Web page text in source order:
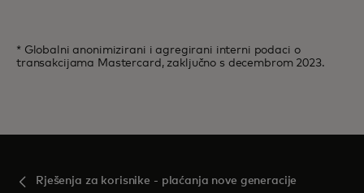
* Globalni anonimizirani i agregirani interni podaci o
transakcijama Mastercard, zaključno s decembrom 2023.
Rješenja za korisnike - plaćanja nove generacije